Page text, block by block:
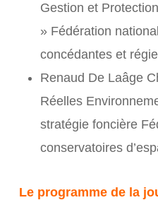
Gestion et
» Fédération
concédantes et
Renaud De Laâge
Réelles
stratégie foncière
conservatoires
Le programme de la